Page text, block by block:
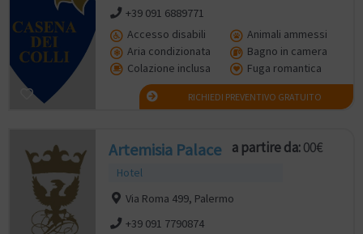
+39 091 6889771
Accesso disabili
Animali ammessi
Aria condizionata
Bagno in camera
Colazione inclusa
Fuga romantica
RICHIEDI PREVENTIVO GRATUITO
Artemisia Palace
Hotel
a partire da:00€
Via Roma 499, Palermo
+39 091 7790874